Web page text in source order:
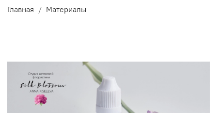
Главная Материалы